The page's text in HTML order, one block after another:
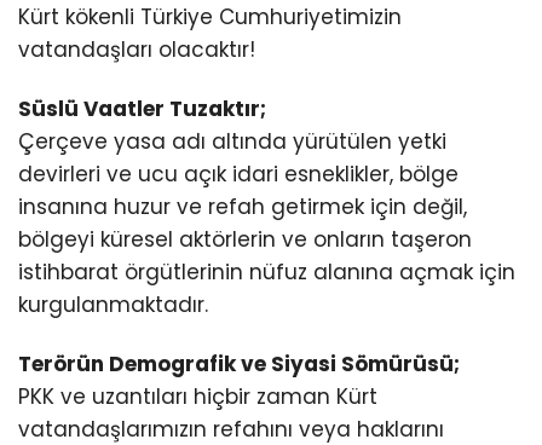
Kürt kökenli Türkiye Cumhuriyetimizin
vatandaşları olacaktır!
Süslü Vaatler Tuzaktır;
Çerçeve yasa adı altında yürütülen yetki
devirleri ve ucu açık idari esneklikler, bölge
insanına huzur ve refah getirmek için değil,
bölgeyi küresel aktörlerin ve onların taşeron
istihbarat örgütlerinin nüfuz alanına açmak için
kurgulanmaktadır.
Terörün Demografik ve Siyasi Sömürüsü;
PKK ve uzantıları hiçbir zaman Kürt
vatandaşlarımızın refahını veya haklarını